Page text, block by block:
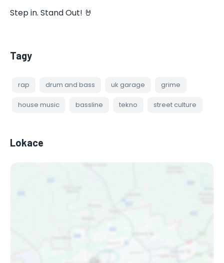
Český Rapper
CRE10
Step in. Stand Out! 🤘
Tagy
rap drum and bass uk garage grime
house music bassline tekno street culture
Lokace